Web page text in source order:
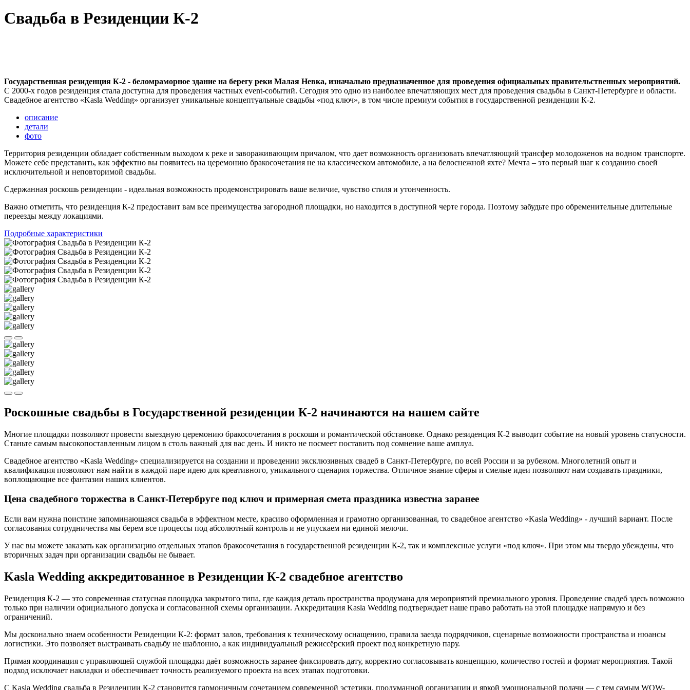
Свадьба в Резиденции К-2
Государственная резиденция К-2 - беломраморное здание на берегу реки Малая Невка, изначально предназначенное для проведения официальных правительственных мероприятий.
С 2000-х годов резиденция стала доступна для проведения частных event-событий. Сегодня это одно из наиболее впечатляющих мест для проведения свадьбы в Санкт-Петербурге и области.
Свадебное агентство «Kasla Wedding» организует уникальные концептуальные свадьбы «под ключ», в том числе премиум события в государственной резиденции К-2.
описание
детали
фото
Территория резиденции обладает собственным выходом к реке и завораживающим причалом, что дает возможность организовать впечатляющий трансфер молодоженов на водном транспорте.
Можете себе представить, как эффектно вы появитесь на церемонию бракосочетания не на классическом автомобиле, а на белоснежной яхте? Мечта – это первый шаг к созданию своей
исключительной и неповторимой свадьбы.
Сдержанная роскошь резиденции - идеальная возможность продемонстрировать ваше величие, чувство стиля и утонченность.
Важно отметить, что резиденция К-2 предоставит вам все преимущества загородной площадки, но находится в доступной черте города. Поэтому забудьте про обременительные длительные
переезды между локациями.
Подробные характеристики
Роскошные свадьбы в Государственной резиденции К-2 начинаются на нашем сайте
Многие площадки позволяют провести выездную церемонию бракосочетания в роскоши и романтической обстановке. Однако резиденция К-2 выводит событие на новый уровень статусности.
Станьте самым высокопоставленным лицом в столь важный для вас день. И никто не посмеет поставить под сомнение ваше амплуа.
Свадебное агентство «Kasla Wedding» специализируется на создании и проведении эксклюзивных свадеб в Санкт-Петербурге, по всей России и за рубежом. Многолетний опыт и
квалификация позволяют нам найти в каждой паре идею для креативного, уникального сценария торжества. Отличное знание сферы и смелые идеи позволяют нам создавать праздники,
воплощающие все фантазии наших клиентов.
Цена свадебного торжества в Санкт-Петербруге под ключ и примерная смета праздника известна заранее
Если вам нужна поистине запоминающаяся свадьба в эффектном месте, красиво оформленная и грамотно организованная, то свадебное агентство «Kasla Wedding» - лучший вариант. После
согласования сотрудничества мы берем все процессы под абсолютный контроль и не упускаем ни единой мелочи.
У нас вы можете заказать как организацию отдельных этапов бракосочетания в государственной резиденции К-2, так и комплексные услуги «под ключ». При этом мы твердо убеждены, что
вторичных задач при организации свадьбы не бывает.
Kasla Wedding аккредитованное в Резиденции К-2 свадебное агентство
Резиденция К-2 — это современная статусная площадка закрытого типа, где каждая деталь пространства продумана для мероприятий премиального уровня. Проведение свадеб здесь возможно
только при наличии официального допуска и согласованной схемы организации. Аккредитация Kasla Wedding подтверждает наше право работать на этой площадке напрямую и без
ограничений.
Мы досконально знаем особенности Резиденции К-2: формат залов, требования к техническому оснащению, правила заезда подрядчиков, сценарные возможности пространства и нюансы
логистики. Это позволяет выстраивать свадьбу не шаблонно, а как индивидуальный режиссёрский проект под конкретную пару.
Прямая координация с управляющей службой площадки даёт возможность заранее фиксировать дату, корректно согласовывать концепцию, количество гостей и формат мероприятия. Такой
подход исключает накладки и обеспечивает точность реализуемого проекта на всех этапах подготовки.
С Kasla Wedding свадьба в Резиденции К-2 становится гармоничным сочетанием современной эстетики, продуманной организации и яркой эмоциональной подачи — с тем самым WOW-